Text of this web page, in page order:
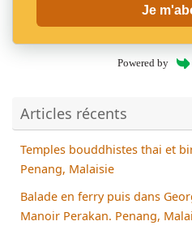
Je
Powered by
Articles récents
Temples bouddhistes thai et
Penang, Malaisie
Balade en ferry puis dans
Manoir Perakan. Penang,